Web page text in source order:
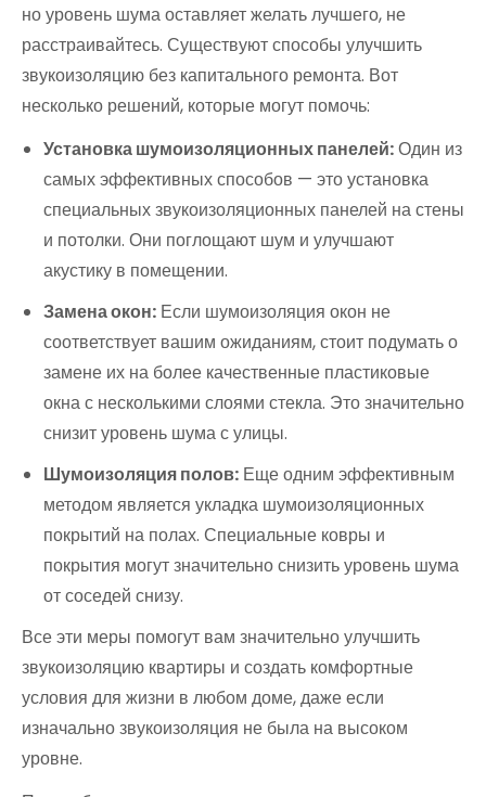
но уровень шума оставляет желать лучшего, не
расстраивайтесь. Существуют способы улучшить
звукоизоляцию без капитального ремонта. Вот
несколько решений, которые могут помочь:
Установка шумоизоляционных панелей:Один из
самых эффективных способов — это установка
специальных звукоизоляционных панелей на стены
и потолки. Они поглощают шум и улучшают
акустику в помещении.
Замена окон: Если шумоизоляция окон не
соответствует вашим ожиданиям, стоит подумать о
замене их на более качественные пластиковые
окна с несколькими слоями стекла. Это значительно
снизит уровень шума с улицы.
Шумоизоляция полов: Еще одним эффективным
методом является укладка шумоизоляционных
покрытий на полах. Специальные ковры и
покрытия могут значительно снизить уровень шума
от соседей снизу.
Все эти меры помогут вам значительно улучшить
звукоизоляцию квартиры и создать комфортные
условия для жизни в любом доме, даже если
изначально звукоизоляция не была на высоком
уровне.